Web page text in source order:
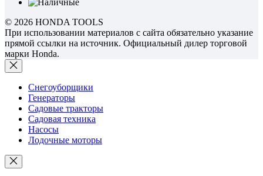
© 2026 HONDA TOOLS
При использовании материалов с сайта обязательно указание
прямой ссылки на источник. Официальный дилер торговой
марки Honda.
Снегоуборщики
Генераторы
Садовые тракторы
Садовая техника
Насосы
Лодочные моторы